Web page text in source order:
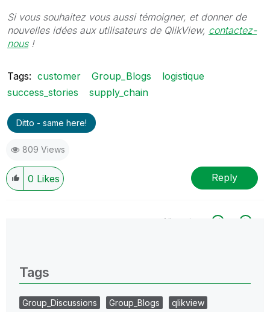
Si vous souhaitez vous aussi témoigner, et donner de
nouvelles idées aux utilisateurs de QlikView, contactez-
nous!
Tags: customer Group_Blogs
logistique
success_stories
supply_chain
Ditto - same here!
809 Views
0 Likes Reply
All topics
Tags
Group_Discussions Group_Blogs
qlikview